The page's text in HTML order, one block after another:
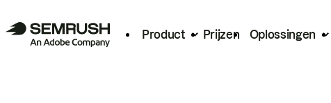
Product Prijzen Oplossingen